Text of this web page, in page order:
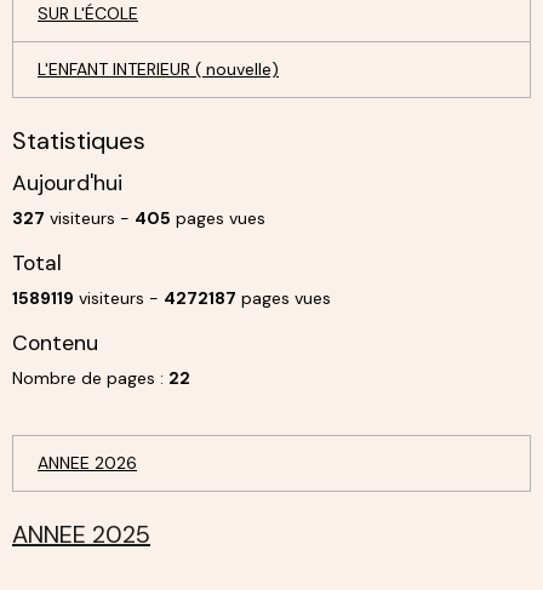
SUR L'ÉCOLE
L'ENFANT INTERIEUR ( nouvelle)
Statistiques
Aujourd'hui
327 visiteurs - 405 pages vues
Total
1589119 visiteurs - 4272187 pages vues
Contenu
Nombre de pages : 22
ANNEE 2026
ANNEE 2025